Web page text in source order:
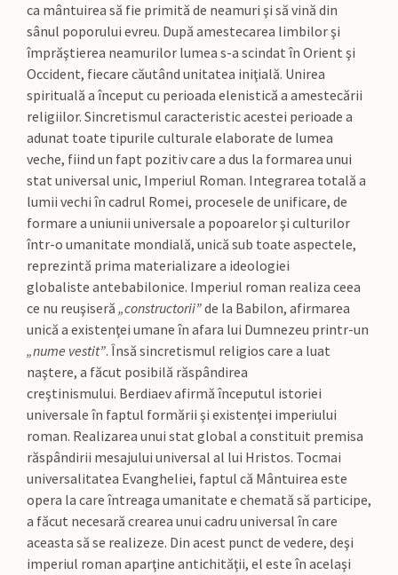
ca mântuirea să fie primită de neamuri şi să vină din
sânul poporului evreu. După amestecarea limbilor şi
împrăştierea neamurilor lumea s-a scindat în Orient şi
Occident, fiecare căutând unitatea iniţială. Unirea
spirituală a început cu perioada elenistică a amestecării
religiilor. Sincretismul caracteristic acestei perioade a
adunat toate tipurile culturale elaborate de lumea
veche, fiind un fapt pozitiv care a dus la formarea unui
stat universal unic, Imperiul Roman. Integrarea totală a
lumii vechi în cadrul Romei, procesele de unificare, de
formare a uniunii universale a popoarelor şi culturilor
într-o umanitate mondială, unică sub toate aspectele,
reprezintă prima materializare a ideologiei
globaliste antebabilonice. Imperiul roman realiza ceea
ce nu reuşiseră „constructorii”de la Babilon, afirmarea
unică a existenţei umane în afara lui Dumnezeu printr-un
„nume vestit”. Însă sincretismul religios care a luat
naştere, a făcut posibilă răspândirea
creştinismului. Berdiaev afirmă începutul istoriei
universale în faptul formării şi existenţei imperiului
roman. Realizarea unui stat global a constituit premisa
răspândirii mesajului universal al lui Hristos. Tocmai
universalitatea Evangheliei, faptul că Mântuirea este
opera la care întreaga umanitate e chemată să participe,
a făcut necesară crearea unui cadru universal în care
aceasta să se realizeze. Din acest punct de vedere, deşi
imperiul roman aparţine antichităţii, el este în acelaşi